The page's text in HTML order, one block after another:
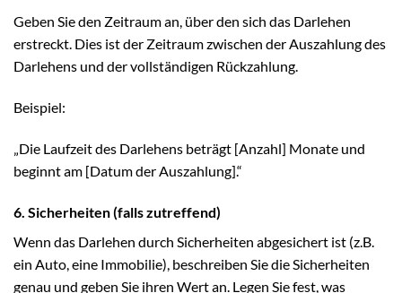
Geben Sie den Zeitraum an, über den sich das Darlehen
erstreckt. Dies ist der Zeitraum zwischen der Auszahlung des
Darlehens und der vollständigen Rückzahlung.
Beispiel:
„Die Laufzeit des Darlehens beträgt [Anzahl] Monate und
beginnt am [Datum der Auszahlung].“
6. Sicherheiten (falls zutreffend)
Wenn das Darlehen durch Sicherheiten abgesichert ist (z.B.
ein Auto, eine Immobilie), beschreiben Sie die Sicherheiten
genau und geben Sie ihren Wert an. Legen Sie fest, was